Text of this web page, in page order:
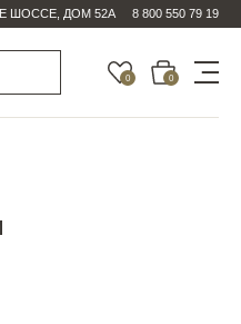
ШОССЕ, ДОМ 52А 8 800 550 79 19
0 0